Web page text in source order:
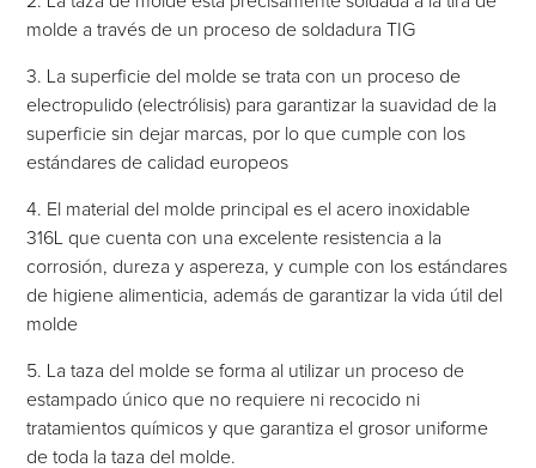
molde a través de un proceso de soldadura TIG
3. La superficie del molde se trata con un proceso de
electropulido (electrólisis) para garantizar la suavidad de la
superficie sin dejar marcas, por lo que cumple con los
estándares de calidad europeos
4. El material del molde principal es el acero inoxidable
316L que cuenta con una excelente resistencia a la
corrosión, dureza y aspereza, y cumple con los estándares
de higiene alimenticia, además de garantizar la vida útil del
molde
5. La taza del molde se forma al utilizar un proceso de
estampado único que no requiere ni recocido ni
tratamientos químicos y que garantiza el grosor uniforme
de toda la taza del molde.